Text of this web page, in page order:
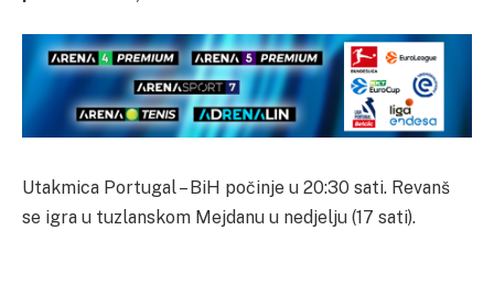
Utakmica Portugal – BiH počinje u 20:30 sati. Revanš
se igra u tuzlanskom Mejdanu u nedjelju (17 sati).